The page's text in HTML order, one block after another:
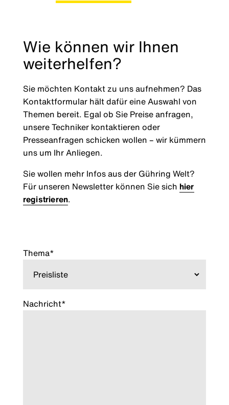
Wie können wir Ihnen
weiterhelfen?
Sie möchten Kontakt zu uns aufnehmen? Das
Kontaktformular hält dafür eine Auswahl von
Themen bereit. Egal ob Sie Preise anfragen,
unsere Techniker kontaktieren oder
Presseanfragen schicken wollen – wir kümmern
uns um Ihr Anliegen.
Sie wollen mehr Infos aus der Gühring Welt?
Für unseren Newsletter können Sie sich hier
registrieren.
Thema*
Nachricht*